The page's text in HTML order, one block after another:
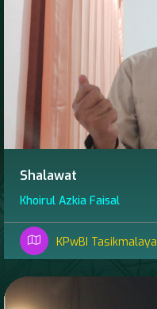
Shalawat
Khoirul Azkia Faisal
KPwBI Tasikmalaya